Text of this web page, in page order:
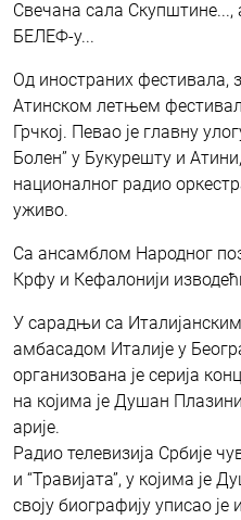
Свечана сала Скупштине...,
БЕЛЕФ-у...
Од иностраних фестивала,
Атинском летњем
Грчкој. Певао је главну
Болен” у Букурешту и
националног радио
уживо.
Са ансамблом Народног
Крфу и Кефалонији
У сарадњи са
амбасадом Италије у
организована је серија
на којима је Душан
арије.
Радио телевизија Србије
и “Травијата”, у којима је
своју биографију уписао